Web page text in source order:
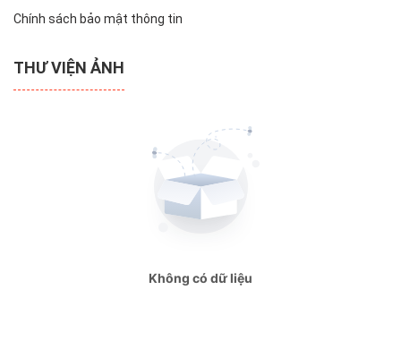
Chính sách bảo mật thông tin
THƯ VIỆN ẢNH
Không có dữ liệu